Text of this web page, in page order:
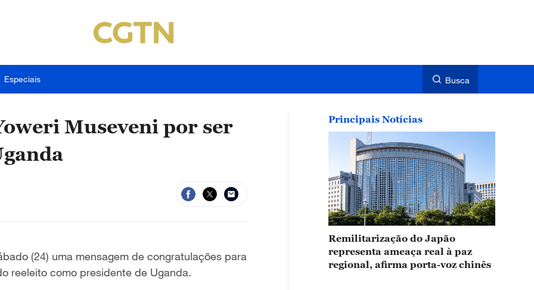
Especiais Busca
Museveni por ser
(24) uma mensagem de congratulações para
reeleito como presidente de Uganda.
Principais Notícias
Remilitarização do Japão
representa ameaça real à paz
regional, afirma porta-voz chinês